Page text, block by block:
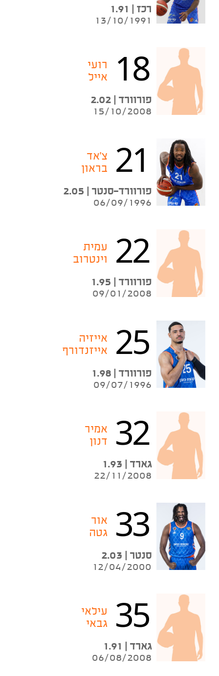
רכז | 1.91
13/10/1991
18
רועי
אייל
פורוורד | 2.02
15/10/2008
21
צ'אד
בראון
פורוורד-סנטר | 2.05
06/09/1996
22
עמית
וינטרוב
פורוורד | 1.95
09/01/2008
25
אייזיה
אייזנדורף
פורוורד | 1.98
09/07/1996
32
אמיר
דנון
גארד | 1.93
22/11/2008
33
אור
גטה
סנטר | 2.03
12/04/2000
35
עילאי
גבאי
גארד | 1.91
06/08/2008